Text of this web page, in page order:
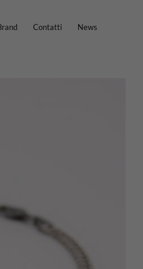
Contatti News